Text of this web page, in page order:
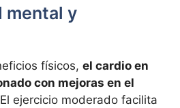
mental y
físicos, el cardio en
con mejoras en el
ejercicio moderado facilita